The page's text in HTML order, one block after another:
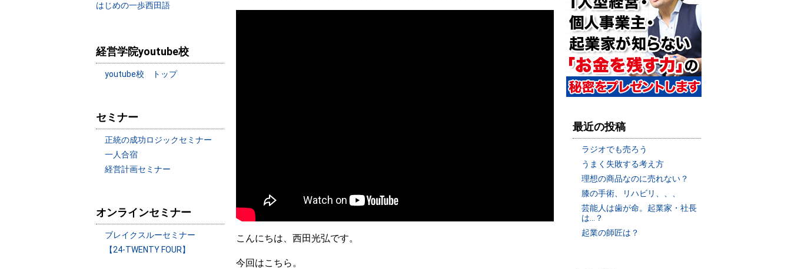
こんにちは、西田光弘です。
今回はこちら。
はじめの一歩西田語
経営学院youtube校
youtube校 トップ
セミナー
正統の成功ロジックセミナー
一人合宿
経営計画セミナー
オンラインセミナー
ブレイクスルーセミナー
【24-TWENTY FOUR】
最近の投稿
ラジオでも売ろう
うまく失敗する考え方
理想の商品なのに売れない？
膝の手術、リハビリ、、、
芸能人は歯が命。起業家・社長
は…？
起業の師匠は？